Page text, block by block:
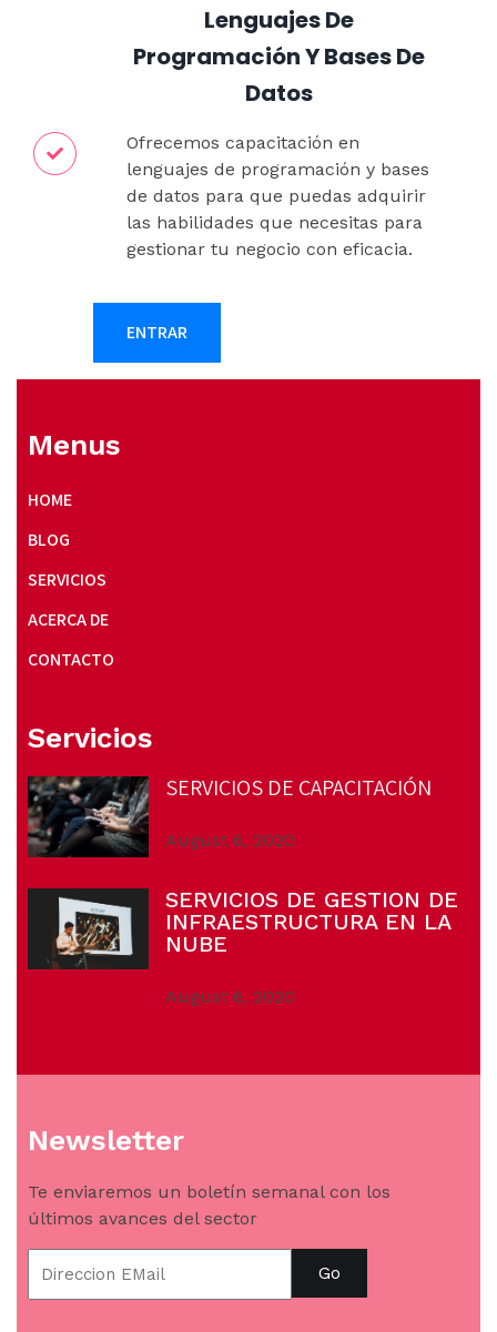
Lenguajes De
Programación Y Bases De
Datos
Ofrecemos capacitación en
lenguajes de programación y bases
de datos para que puedas adquirir
las habilidades que necesitas para
gestionar tu negocio con eficacia.
ENTRAR
Menus
HOME
BLOG
SERVICIOS
ACERCA DE
CONTACTO
Servicios
SERVICIOS DE CAPACITACIÓN
August 6, 2020
SERVICIOS DE GESTION DE
INFRAESTRUCTURA EN LA
NUBE
August 6, 2020
Newsletter
Te enviaremos un boletín semanal con los
últimos avances del sector
Go